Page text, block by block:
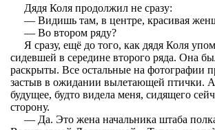
Дядя Коля продолжил не сразу:
— Видишь там, в центре, красивая
— Во втором ряду?
Я сразу, ещё до того, как дядя Коля
сидевшей в середине второго ряда. Она
раскрыты. Все остальные на фотографии
застыв в ожидании вылетающей птички. А
будущее, будто видела меня, сидящего
сторону.
— Да. Это жена начальника штаба